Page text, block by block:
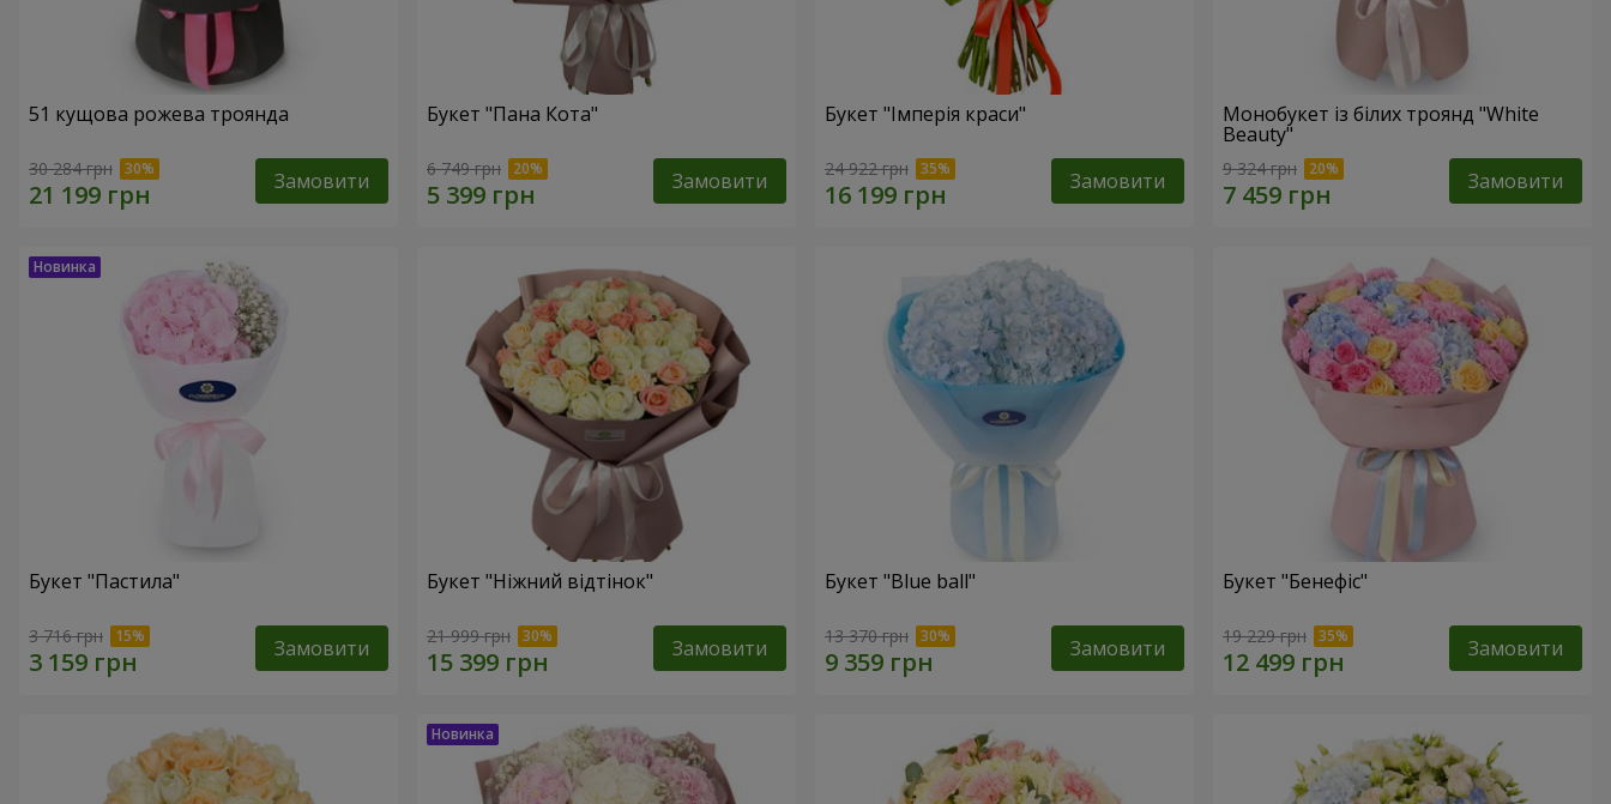
51 кущова рожева троянда
30 284 грн Замовити
Букет "Пана Кота"
6 749 грн Замовити
Букет "Імперія краси"
24 922 грн Замовити
Монобукет із білих троянд "White
Beauty"
9 324 грн Замовити
Букет "Пастила"
3 716 грн Замовити
Букет "Ніжний відтінок"
21 999 грн Замовити
Букет "Blue ball"
13 370 грн Замовити
Букет "Бенефіс"
19 229 грн Замовити